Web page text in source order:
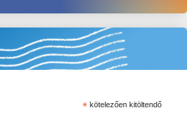
*kötelezően kitöltendő